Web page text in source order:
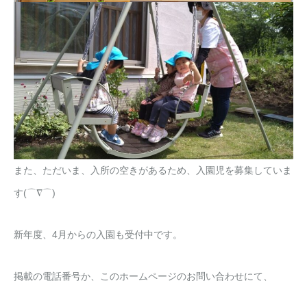
また、ただいま、入所の空きがあるため、入園児を募集していま
す(⌒∇⌒)
新年度、4月からの入園も受付中です。
掲載の電話番号か、このホームページのお問い合わせにて、